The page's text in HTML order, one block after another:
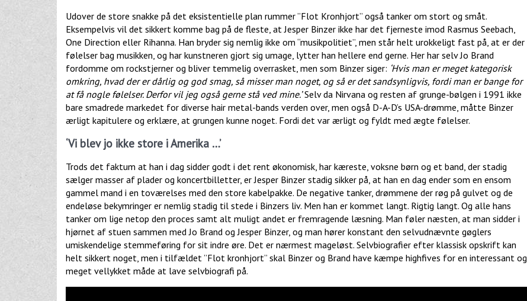
Udover de store snakke på det eksistentielle plan rummer ”Flot Kronhjort” også tanker om stort og småt.
Eksempelvis vil det sikkert komme bag på de fleste, at Jesper Binzer ikke har det fjerneste imod Rasmus Seebach,
One Direction eller Rihanna. Han bryder sig nemlig ikke om “musikpolitiet”, men står helt urokkeligt fast på, at er der
følelser bag musikken, og har kunstneren gjort sig umage, lytter han hellere end gerne. Her har selv Jo Brand
fordomme om rockstjerner og bliver temmelig overrasket, men som Binzer siger: ‘Hvis man er meget kategorisk
omkring, hvad der er dårlig og god smag, så misser man noget, og så er det sandsynligvis, fordi man er bange for
at få nogle følelser. Derfor vil jeg også gerne stå ved mine.’Selv da Nirvana og resten af grunge-bølgen i 1991 ikke
bare smadrede markedet for diverse hair metal-bands verden over, men også D-A-D’s USA-drømme, måtte Binzer
ærligt kapitulere og erklære, at grungen kunne noget. Fordi det var ærligt og fyldt med ægte følelser.
‘Vi blev jo ikke store i Amerika …’
Trods det faktum at han i dag sidder godt i det rent økonomisk, har kæreste, voksne børn og et band, der stadig
sælger masser af plader og koncertbilletter, er Jesper Binzer stadig sikker på, at han en dag ender som en ensom
gammel mand i en toværelses med den store kabelpakke. De negative tanker, drømmene der røg på gulvet og de
endeløse bekymringer er nemlig stadig til stede i Binzers liv. Men han er kommet langt. Rigtig langt. Og alle hans
tanker om lige netop den proces samt alt muligt andet er fremragende læsning. Man føler næsten, at man sidder i
hjørnet af stuen sammen med Jo Brand og Jesper Binzer, og man hører konstant den selvudnævnte gøglers
umiskendelige stemmeføring for sit indre øre. Det er nærmest mageløst. Selvbiografier efter klassisk opskrift kan
helt sikkert noget, men i tilfældet ”Flot kronhjort” skal Binzer og Brand have kæmpe highfives for en interessant og
meget vellykket måde at lave selvbiografi på.